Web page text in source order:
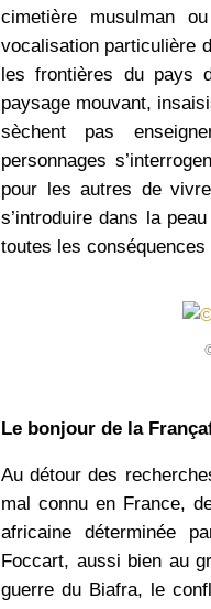
cimetière musulman
vocalisation particulière
les frontières du pays
paysage mouvant,
sèchent pas
personnages
pour les autres de
s’introduire dans la
toutes les conséquences
Le bonjour de la
Au détour des
mal connu en France,
africaine déterminée
Foccart, aussi bien au
guerre du Biafra, le